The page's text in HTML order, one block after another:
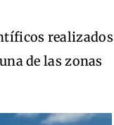
realizados
de las zonas